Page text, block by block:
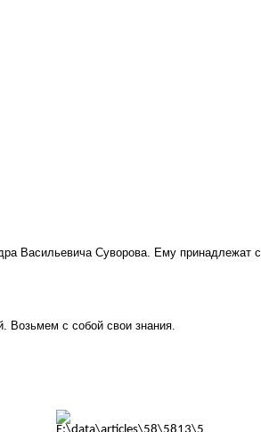
Васильевича Суворова. Ему принадлежат
Возьмем с собой свои знания.